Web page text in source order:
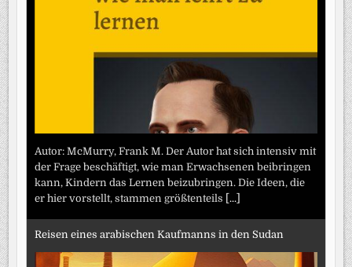
Autor: McMurry, Frank M. Der Autor hat sich intensiv mit
der Frage beschäftigt, wie man Erwachsenen beibringen
kann, Kindern das Lernen beizubringen. Die Ideen, die
er hier vorstellt, stammen größtenteils [...]
Reisen eines arabischen Kaufmanns in den Sudan